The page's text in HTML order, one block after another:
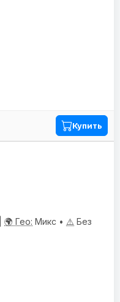
Купить
🌍 Гео: Микс • ⚠️ Без